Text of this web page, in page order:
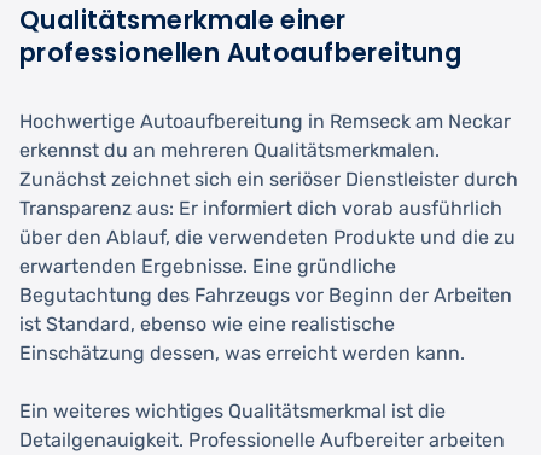
Qualitätsmerkmale einer
professionellen Autoaufbereitung
Hochwertige Autoaufbereitung in Remseck am Neckar
erkennst du an mehreren Qualitätsmerkmalen.
Zunächst zeichnet sich ein seriöser Dienstleister durch
Transparenz aus: Er informiert dich vorab ausführlich
über den Ablauf, die verwendeten Produkte und die zu
erwartenden Ergebnisse. Eine gründliche
Begutachtung des Fahrzeugs vor Beginn der Arbeiten
ist Standard, ebenso wie eine realistische
Einschätzung dessen, was erreicht werden kann.
Ein weiteres wichtiges Qualitätsmerkmal ist die
Detailgenauigkeit. Professionelle Aufbereiter arbeiten